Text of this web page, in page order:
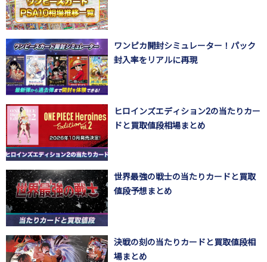
ワンピカ開封シミュレーター！パック
封入率をリアルに再現
ヒロインズエディション2の当たりカー
ドと買取値段相場まとめ
世界最強の戦士の当たりカードと買取
値段予想まとめ
決戦の刻の当たりカードと買取値段相
場まとめ